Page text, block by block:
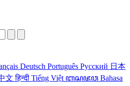
Deutsch Português Русский 日本
文हिन्दी Tiếng Việt ꦧꦱꦗꦮ Bahasa